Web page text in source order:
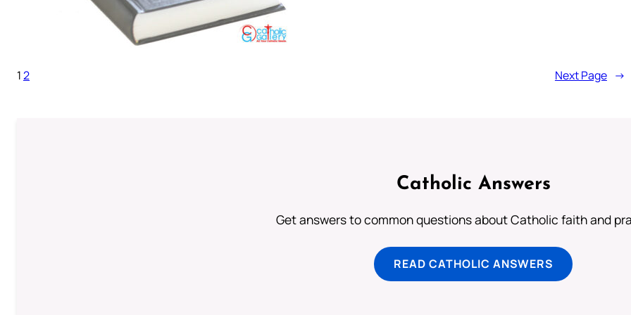
12 Next Page →
Catholic Answers
Get answers to common questions about Catholic faith and
READ CATHOLIC ANSWERS